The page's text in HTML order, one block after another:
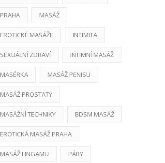
PRAHA MASÁŽ
EROTICKÉ MASÁŽE INTIMITA
SEXUÁLNÍ ZDRAVÍ INTIMNÍ MASÁŽ
MASÉRKA MASÁŽ PENISU
MASÁŽ PROSTATY
MASÁŽNÍ TECHNIKY BDSM MASÁŽ
EROTICKÁ MASÁŽ PRAHA
MASÁŽ LINGAMU PÁRY